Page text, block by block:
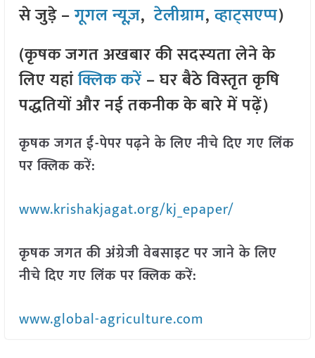
से जुड़े –गूगल न्यूज़,टेलीग्राम,व्हाट्सएप्प)
(कृषक जगत अखबार की सदस्यता लेने के
लिए यहांक्लिक करें– घर बैठे विस्तृत कृषि
पद्धतियों और नई तकनीक के बारे में पढ़ें)
कृषक जगत ई-पेपर पढ़ने के लिए नीचे दिए गए लिंक
पर क्लिक करें:
www.krishakjagat.org/kj_epaper/
कृषक जगत की अंग्रेजी वेबसाइट पर जाने के लिए
नीचे दिए गए लिंक पर क्लिक करें:
www.global-agriculture.com